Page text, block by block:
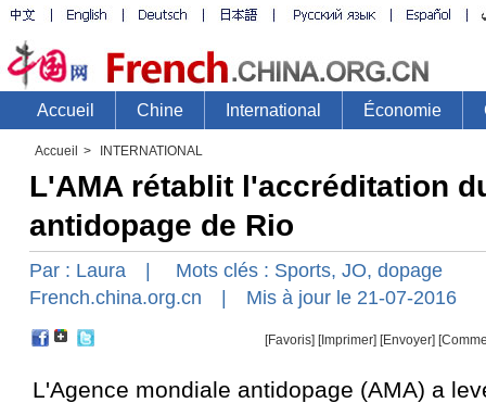
Accueil > INTERNATIONAL
L'AMA rétablit l'accréditation
antidopage de Rio
Par : Laura | Mots clés : Sports, JO, dopage
French.china.org.cn | Mis à jour le 21-07-2016
[Favoris] [Imprimer] [Envoyer]
L'Agence mondiale antidopage (AMA) a